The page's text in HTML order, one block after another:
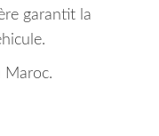
garantit la
Maroc.